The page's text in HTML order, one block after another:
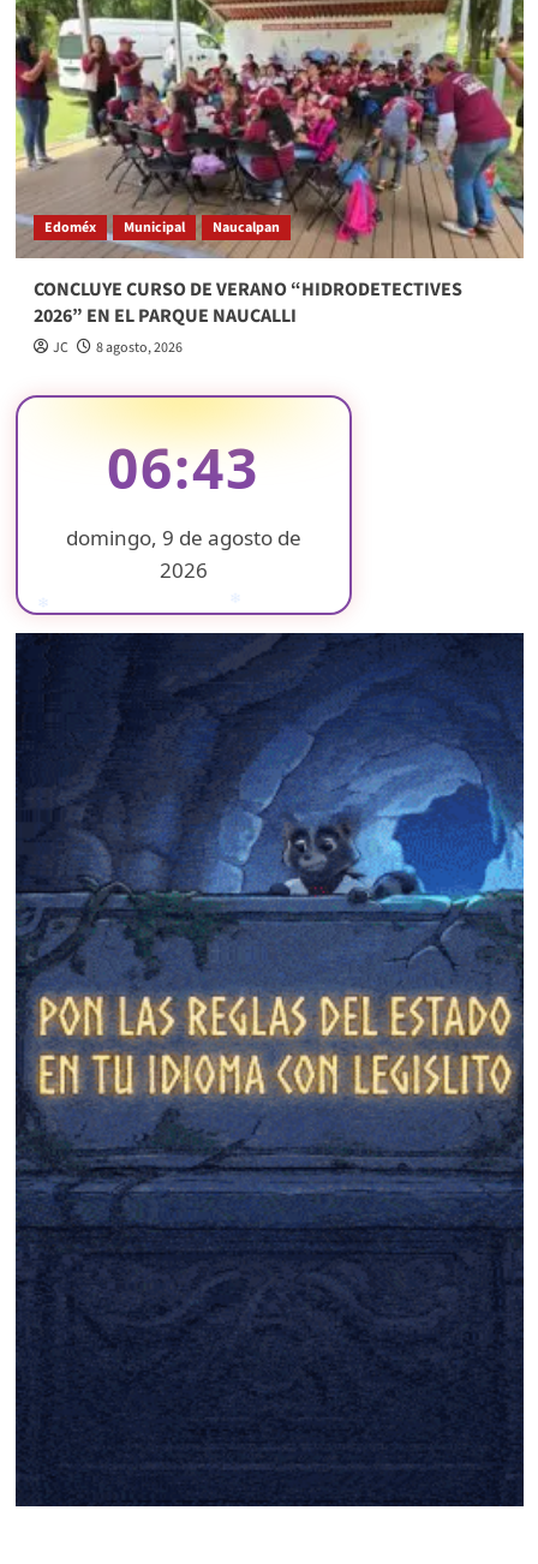
Edoméx Municipal Naucalpan
CONCLUYE CURSO DE VERANO “HIDRODETECTIVES
2026” EN EL PARQUE NAUCALLI
JC 8 agosto, 2026
06:43
domingo, 9 de agosto de
2026
❄
❄
❄
❄
❄